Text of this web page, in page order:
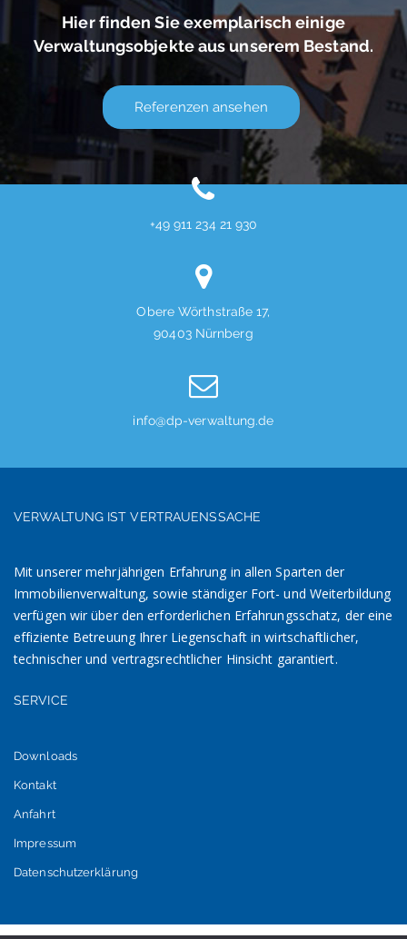
Hier finden Sie exemplarisch einige
Verwaltungsobjekte aus unserem Bestand.
Referenzen ansehen
+49 911 234 21 930
Obere Wörthstraße 17,
90403 Nürnberg
info@dp-verwaltung.de
VERWALTUNG IST VERTRAUENSSACHE
Mit unserer mehrjährigen Erfahrung in allen Sparten der
Immobilienverwaltung, sowie ständiger Fort- und Weiterbildung
verfügen wir über den erforderlichen Erfahrungsschatz, der eine
effiziente Betreuung Ihrer Liegenschaft in wirtschaftlicher,
technischer und vertragsrechtlicher Hinsicht garantiert.
SERVICE
Downloads
Kontakt
Anfahrt
Impressum
Datenschutzerklärung